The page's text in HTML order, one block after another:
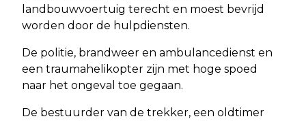
landbouwvoertuig terecht en moest bevrijd
worden door de hulpdiensten.
De politie, brandweer en ambulancedienst en
een traumahelikopter zijn met hoge spoed
naar het ongeval toe gegaan.
De bestuurder van de trekker, een oldtimer